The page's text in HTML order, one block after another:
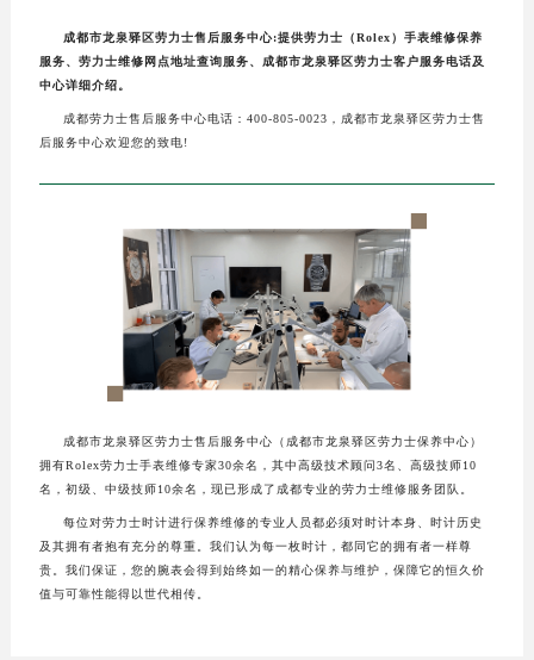
成都市龙泉驿区劳力士售后服务中心:提供劳力士（Rolex）手表维修保养
服务、劳力士维修网点地址查询服务、成都市龙泉驿区劳力士客户服务电话及
中心详细介绍。
成都劳力士售后服务中心电话：400-805-0023，成都市龙泉驿区劳力士售
后服务中心欢迎您的致电!
成都市龙泉驿区劳力士售后服务中心（成都市龙泉驿区劳力士保养中心）
拥有Rolex劳力士手表维修专家30余名，其中高级技术顾问3名、高级技师10
名，初级、中级技师10余名，现已形成了成都专业的劳力士维修服务团队。
每位对劳力士时计进行保养维修的专业人员都必须对时计本身、时计历史
及其拥有者抱有充分的尊重。我们认为每一枚时计，都同它的拥有者一样尊
贵。我们保证，您的腕表会得到始终如一的精心保养与维护，保障它的恒久价
值与可靠性能得以世代相传。